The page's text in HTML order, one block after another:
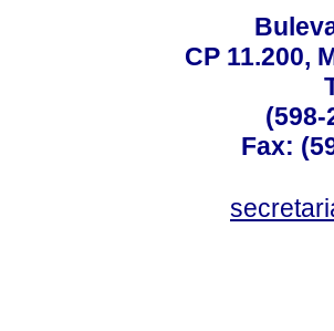
CP 11.200,
(598-
Fax: